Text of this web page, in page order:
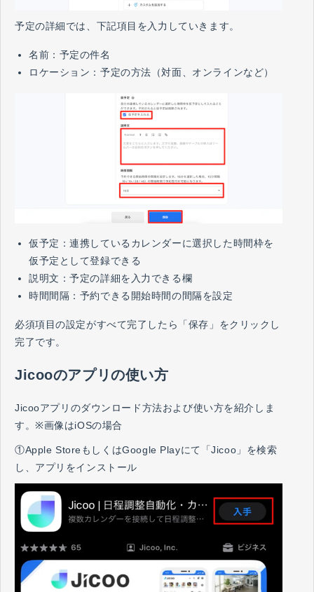
予定の詳細では、下記項目を入力していきます。
名前：予定の件名
ロケーション：予定の方法（対面、オンラインなど）
仮予定：連携しているカレンダーに選択した時間枠を
仮予定として登録できる
説明文：予定の詳細を入力できる欄
時間間隔：予約できる開始時間の間隔を設定
必須項目の設定がすべて完了したら「保存」をクリックし
完了です。
Jicooのアプリの使い方
Jicooアプリのダウンロード方法および使い方を紹介しま
す。※画像はiOSの場合
①Apple StoreもしくはGoogle Playにて「Jicoo」を検索
し、アプリをインストール